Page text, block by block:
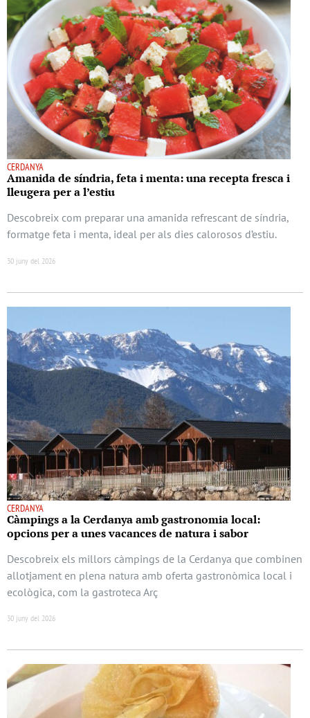
CERDANYA
Amanida de síndria, feta i menta: una recepta fresca i
lleugera per a l’estiu
Descobreix com preparar una amanida refrescant de síndria,
formatge feta i menta, ideal per als dies calorosos d’estiu.
30 juny del 2026
CERDANYA
Càmpings a la Cerdanya amb gastronomia local:
opcions per a unes vacances de natura i sabor
Descobreix els millors càmpings de la Cerdanya que combinen
allotjament en plena natura amb oferta gastronòmica local i
ecològica, com la gastroteca Arç
30 juny del 2026